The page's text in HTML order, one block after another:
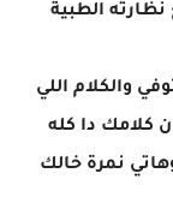
الطبية
والكلام اللي
كلامك دا كله
نمرة خالك